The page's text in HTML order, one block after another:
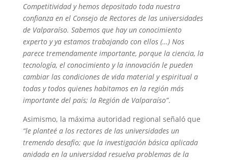
Competitividad y hemos depositado toda nuestra
confianza en el Consejo de Rectores de las universidades
de Valparaíso. Sabemos que hay un conocimiento
experto y ya estamos trabajando con ellos (…) Nos
parece tremendamente importante, porque la ciencia, la
tecnología, el conocimiento y la innovación le pueden
cambiar las condiciones de vida material y espiritual a
todas y todos quienes habitamos en la región más
importante del país; la Región de Valparaíso”.
Asimismo, la máxima autoridad regional señaló que
“le planteé a los rectores de las universidades un
tremendo desafío; que la investigación básica aplicada
anidada en la universidad resuelva problemas de la